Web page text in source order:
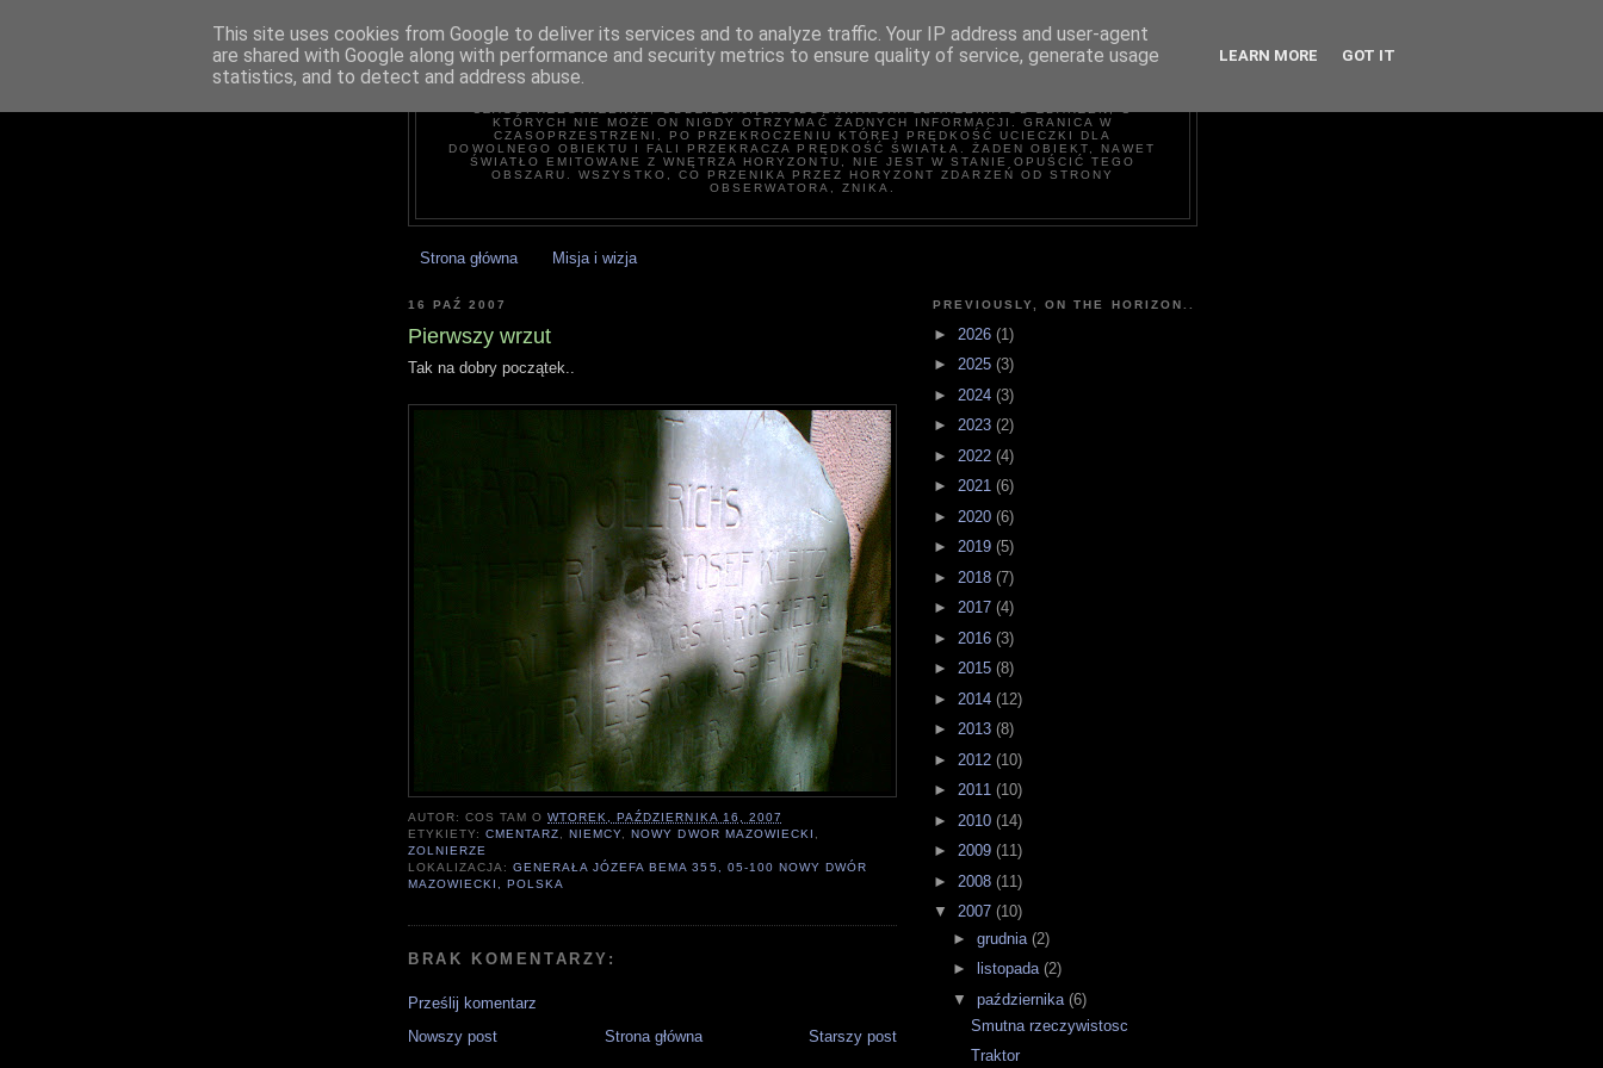
HORYZONT ZDARZEN
KTÓRYCH NIE MOŻE ON NIGDY OTRZYMAĆ ŻADNYCH INFORMACJI. GRANICA W
CZASOPRZESTRZENI, PO PRZEKROCZENIU KTÓREJ PRĘDKOŚĆ UCIECZKI DLA
DOWOLNEGO OBIEKTU I FALI PRZEKRACZA PRĘDKOŚĆ ŚWIATŁA. ŻADEN OBIEKT, NAWET
ŚWIATŁO EMITOWANE Z WNĘTRZA HORYZONTU, NIE JEST W STANIE OPUŚCIĆ TEGO
OBSZARU. WSZYSTKO, CO PRZENIKA PRZEZ HORYZONT ZDARZEŃ OD STRONY
OBSERWATORA, ZNIKA.
Strona główna Misja i wizja
16 PAŹ 2007
Pierwszy wrzut
Tak na dobry początek..
AUTOR:COS TAM OWTOREK, PAŹDZIERNIKA 16, 2007
ETYKIETY:CMENTARZ ,NIEMCY ,NOWY DWOR MAZOWIECKI
ZOLNIERZE
LOKALIZACJA:GENERAŁA JÓZEFA BEMA 355, 05-100 NOWY DWÓR
MAZOWIECKI, POLSKA
BRAK KOMENTARZY:
Prześlij komentarz
Nowszy post
Starszy post
Strona główna
PREVIOUSLY, ON THE HORIZON..
► 2026 (1)
► 2025 (3)
► 2024 (3)
► 2023 (2)
► 2022 (4)
► 2021 (6)
► 2020 (6)
► 2019 (5)
► 2018 (7)
► 2017 (4)
► 2016 (3)
► 2015 (8)
► 2014 (12)
► 2013 (8)
► 2012 (10)
► 2011 (10)
► 2010 (14)
► 2009 (11)
► 2008 (11)
▼ 2007 (10)
► grudnia (2)
►
listopada (2)
▼ października (6)
Smutna rzeczywistosc
Traktor
This site uses cookies from Google to deliver its services and to analyze traffic. Your IP address and user-agent
are shared with Google along with performance and security metrics to ensure quality of service, generate usage
statistics, and to detect and address abuse.
LEARN MORE GOT IT